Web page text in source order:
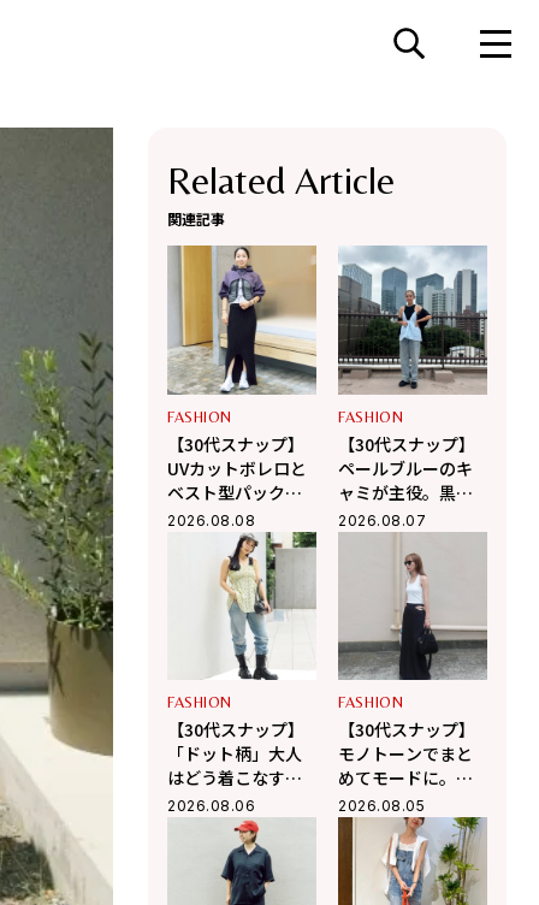
Related Article
関連記事
FASHION
【30代スナップ】
UVカットボレロと
ベスト型パックを
レイヤード！
「ザ・ノース・フ
ェイス」で作る大
人カジュアル
2026.08.08
FASHION
【30代スナップ】
ペールブルーのキ
ャミが主役。黒多
めでスタイリング
したモードカジュ
2026.08.07
FASHION
【30代スナップ】
「ドット柄」大人
はどう着こなす？
黒の小物使いで辛
口に引き締めるバ
ランス学
2026.08.06
FASHION
【30代スナップ】
モノトーンでまと
めてモードに。適
度な肌見せで軽や
かに魅せる夏スタ
2026.08.05